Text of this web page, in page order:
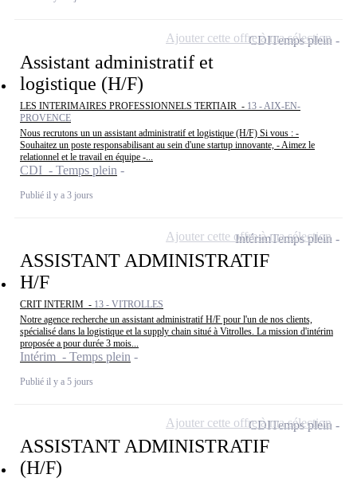
Assistant administratif et
logistique (H/F)
LES INTERIMAIRES PROFESSIONNELS TERTIAIR - 13 - AIX-EN-
PROVENCE
Nous recrutons un un assistant administratif et logistique (H/F) Si vous : -
Souhaitez un poste responsabilisant au sein d'une startup innovante, - Aimez le
relationnel et le travail en équipe -...
CDI - Temps plein
Publié il y a 3 jours
CDITemps plein
Ajouter cette offre à ma sélection
ASSISTANT ADMINISTRATIF
H/F
CRIT INTERIM - 13 - VITROLLES
Notre agence recherche un assistant administratif H/F pour l'un de nos clients,
spécialisé dans la logistique et la supply chain situé à Vitrolles. La mission d'intérim
proposée a pour durée 3 mois...
Intérim - Temps plein
Publié il y a 5 jours
IntérimTemps plein
Ajouter cette offre à ma sélection
ASSISTANT ADMINISTRATIF
(H/F)
CDITemps plein
Ajouter cette offre à ma sélection